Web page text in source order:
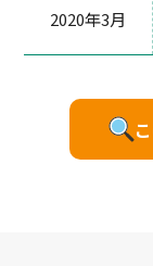
2020年3月